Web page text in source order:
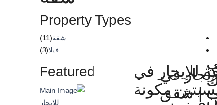
في
| شقق
للإيجار في
مكونة
Property Types
شقة(11)
فيلا(3)
Featured
للإيجار